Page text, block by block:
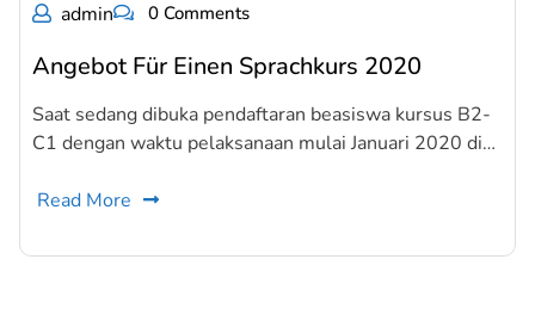
admin 0 Comments
Angebot Für Einen Sprachkurs 2020
Saat sedang dibuka pendaftaran beasiswa kursus B2-
C1 dengan waktu pelaksanaan mulai Januari 2020 di…
Read More